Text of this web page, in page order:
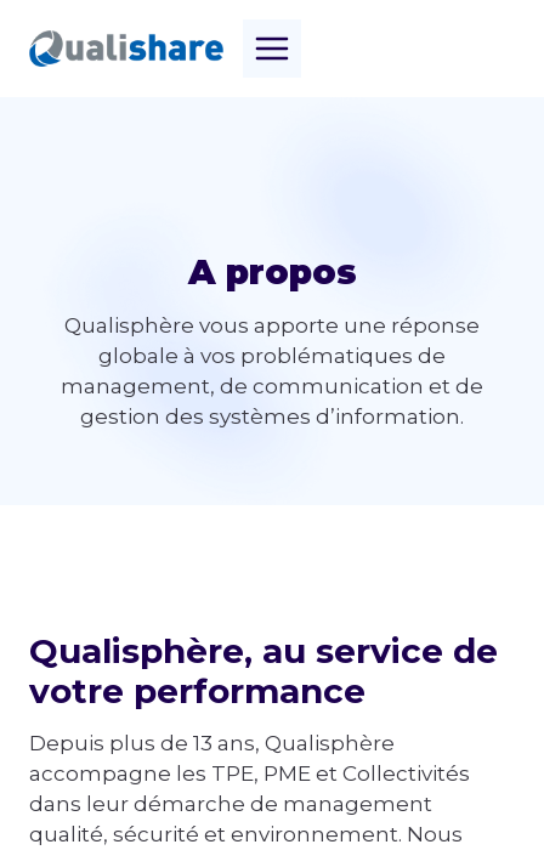
contenu
A propos
Qualisphère vous apporte une réponse
globale à vos problématiques de
management, de communication et de
gestion des systèmes d’information.
Qualisphère, au service de
votre performance
Depuis plus de 13 ans, Qualisphère
accompagne les TPE, PME et Collectivités
dans leur démarche de management
qualité, sécurité et environnement. Nous